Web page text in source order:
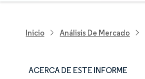
Inicio Análisis De Mercado
ACERCA DE ESTE INFORME